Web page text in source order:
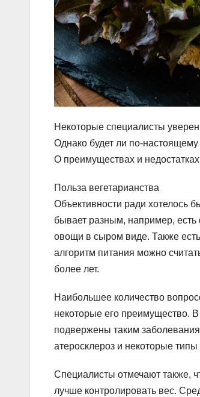
Некоторые специалисты
Однако будет ли по-настоящему
О преимуществах и
Польза вегетарианства
Объективности ради хотелось
бывает разным, например,
овощи в сыром виде. Также
алгоритм питания можно
более лет.
Наибольшее количество
некоторые его преимущество.
подвержены таким
атеросклероз и некоторые типы
Специалисты отмечают также,
лучше контролировать вес.